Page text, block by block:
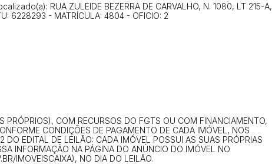
RUA ZULEIDE BEZERRA DE CARVALHO, N. 1080, LT 215-A,
6228293 - MATRÍCULA: 4804 - OFICIO: 2
PRÓPRIOS), COM RECURSOS DO FGTS OU COM FINANCIAMENTO,
CONDIÇÕES DE PAGAMENTO DE CADA IMÓVEL, NOS
EDITAL DE LEILÃO: CADA IMÓVEL POSSUI AS SUAS PRÓPRIAS
INFORMAÇÃO NA PÁGINA DO ANÚNCIO DO IMÓVEL NO
IMOVEISCAIXA), NO DIA DO LEILÃO.
14/04/2025 18:43:11